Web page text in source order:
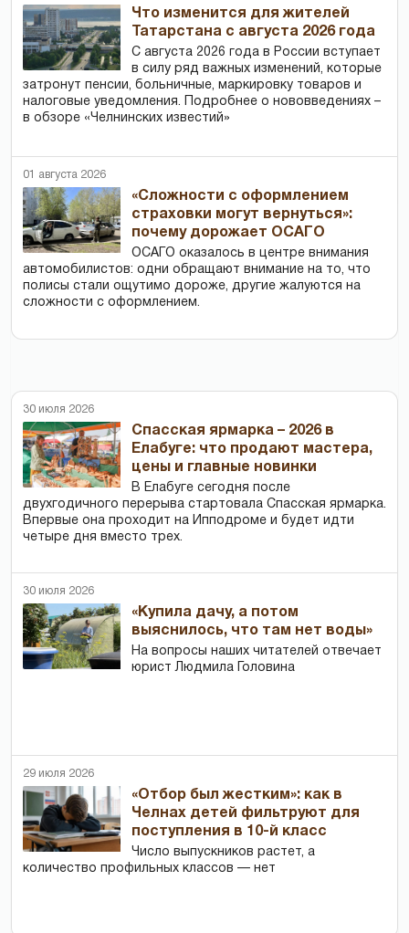
Что изменится для жителей
Татарстана с августа 2026 года
С августа 2026 года в России вступает
в силу ряд важных изменений, которые
затронут пенсии, больничные, маркировку товаров и
налоговые уведомления. Подробнее о нововведениях –
в обзоре «Челнинских известий»
01 августа 2026
«Сложности с оформлением
страховки могут вернуться»:
почему дорожает ОСАГО
ОСАГО оказалось в центре внимания
автомобилистов: одни обращают внимание на то, что
полисы стали ощутимо дороже, другие жалуются на
сложности с оформлением.
30 июля 2026
Спасская ярмарка – 2026 в
Елабуге: что продают мастера,
цены и главные новинки
В Елабуге сегодня после
двухгодичного перерыва стартовала Спасская ярмарка.
Впервые она проходит на Ипподроме и будет идти
четыре дня вместо трех.
30 июля 2026
«Купила дачу, а потом
выяснилось, что там нет воды»
На вопросы наших читателей отвечает
юрист Людмила Головина
29 июля 2026
«Отбор был жестким»: как в
Челнах детей фильтруют для
поступления в 10-й класс
Число выпускников растет, а
количество профильных классов — нет